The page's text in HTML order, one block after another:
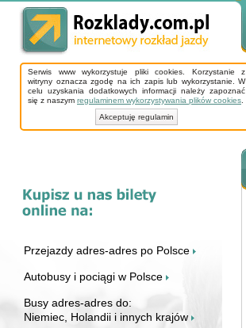
Serwis www wykorzystuje pliki cookies. Korzystanie z
witryny oznacza zgodę na ich zapis lub wykorzystanie. W
celu uzyskania dodatkowych informacji należy zapoznać
się z naszym regulaminem wykorzystywania plików cookies
Akceptuję regulamin
Przejazdy adres-adres po Polsce
Autobusy i pociągi w Polsce
Busy adres-adres do:
Niemiec, Holandii i innych krajów